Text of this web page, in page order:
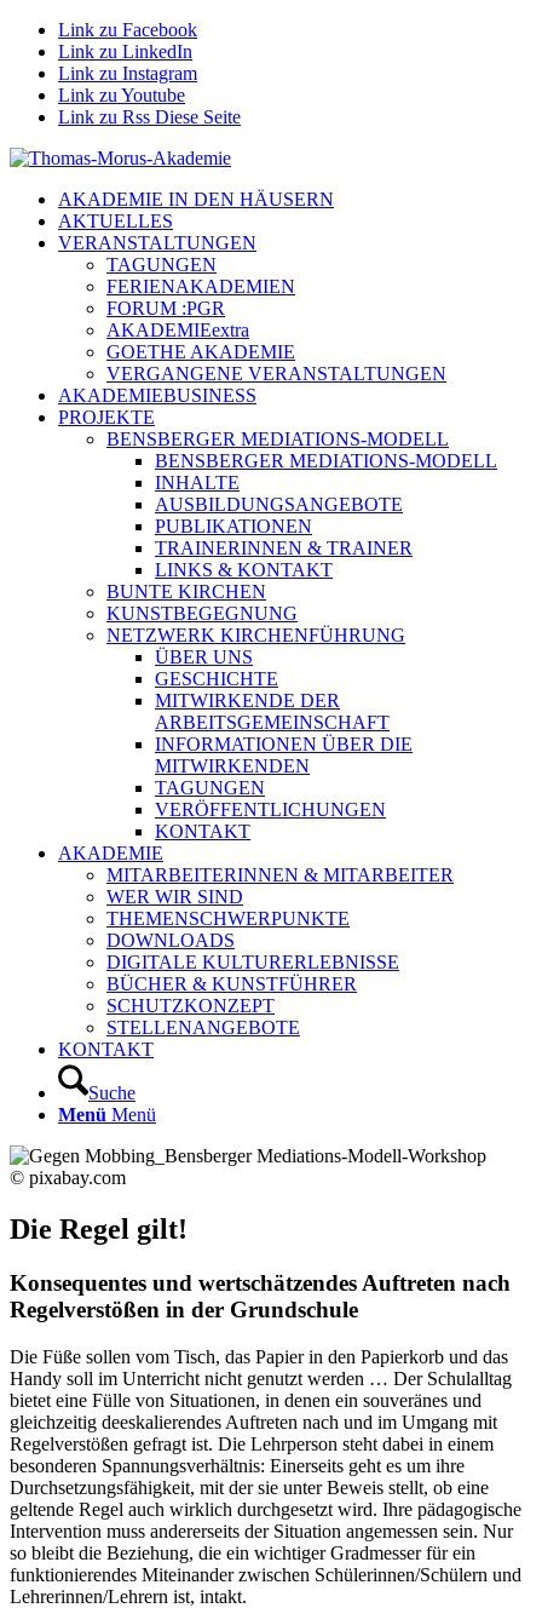
Link zu Facebook
Link zu LinkedIn
Link zu Instagram
Link zu Youtube
Link zu Rss Diese Seite
AKADEMIE IN DEN HÄUSERN
AKTUELLES
VERANSTALTUNGEN
TAGUNGEN
FERIENAKADEMIEN
FORUM :PGR
AKADEMIEextra
GOETHE AKADEMIE
VERGANGENE VERANSTALTUNGEN
AKADEMIEBUSINESS
PROJEKTE
BENSBERGER MEDIATIONS-MODELL
BENSBERGER MEDIATIONS-MODELL
INHALTE
AUSBILDUNGSANGEBOTE
PUBLIKATIONEN
TRAINERINNEN & TRAINER
LINKS & KONTAKT
BUNTE KIRCHEN
KUNSTBEGEGNUNG
NETZWERK KIRCHENFÜHRUNG
ÜBER UNS
GESCHICHTE
MITWIRKENDE DER
ARBEITSGEMEINSCHAFT
INFORMATIONEN ÜBER DIE
MITWIRKENDEN
TAGUNGEN
VERÖFFENTLICHUNGEN
KONTAKT
AKADEMIE
MITARBEITERINNEN & MITARBEITER
WER WIR SIND
THEMENSCHWERPUNKTE
DOWNLOADS
DIGITALE KULTURERLEBNISSE
BÜCHER & KUNSTFÜHRER
SCHUTZKONZEPT
STELLENANGEBOTE
KONTAKT
Suche
Menü Menü
© pixabay.com
Die Regel gilt!
Konsequentes und wertschätzendes Auftreten nach
Regelverstößen in der Grundschule
Die Füße sollen vom Tisch, das Papier in den Papierkorb und das
Handy soll im Unterricht nicht genutzt werden … Der Schulalltag
bietet eine Fülle von Situationen, in denen ein souveränes und
gleichzeitig deeskalierendes Auftreten nach und im Umgang mit
Regelverstößen gefragt ist. Die Lehrperson steht dabei in einem
besonderen Spannungsverhältnis: Einerseits geht es um ihre
Durchsetzungsfähigkeit, mit der sie unter Beweis stellt, ob eine
geltende Regel auch wirklich durchgesetzt wird. Ihre pädagogische
Intervention muss andererseits der Situation angemessen sein. Nur
so bleibt die Beziehung, die ein wichtiger Gradmesser für ein
funktionierendes Miteinander zwischen Schülerinnen/Schülern und
Lehrerinnen/Lehrern ist, intakt.